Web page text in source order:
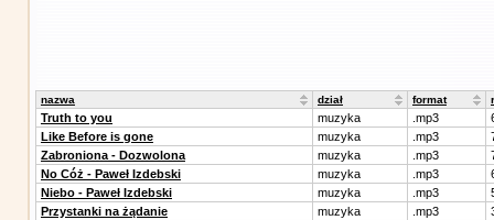
nazwa dział format
Truth to you muzyka .mp3
Like Before is gone
muzyka .mp3
Zabroniona - Dozwolona
muzyka .mp3
No Cóż - Paweł Izdebski
muzyka .mp3
Niebo - Paweł Izdebski
muzyka .mp3
Przystanki na żądanie
muzyka .mp3